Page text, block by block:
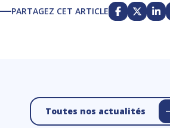
PARTAGEZ CET ARTICLE
Toutes nos actualités